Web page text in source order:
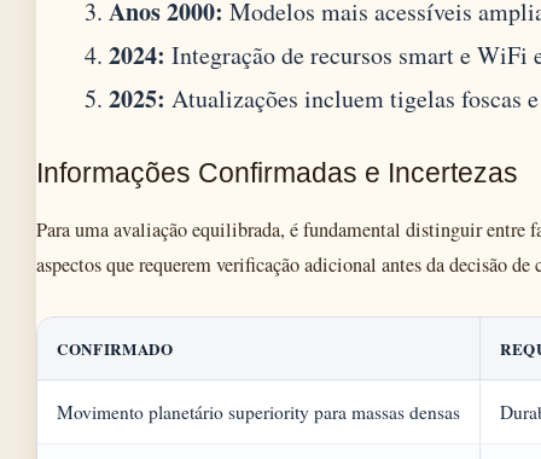
Anos 2000: Modelos mais acessíveis
2024: Integração de recursos smart e WiFi
2025: Atualizações incluem tigelas foscas
Informações Confirmadas e Incertezas
Para uma avaliação equilibrada, é fundamental distinguir entre
aspectos que requerem verificação adicional antes da decisão de
CONFIRMADO
Movimento planetário superiority para massas densas